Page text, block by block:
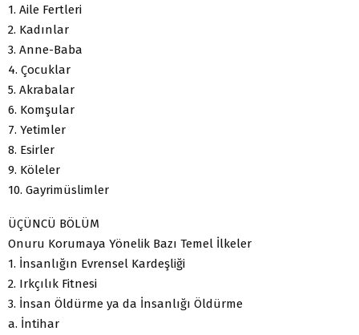
1. Aile Fertleri
2. Kadınlar
3. Anne-Baba
4. Çocuklar
5. Akrabalar
6. Komşular
7. Yetimler
8. Esirler
9. Köleler
10. Gayrimüslimler
ÜÇÜNCÜ BÖLÜM
Onuru Korumaya Yönelik Bazı Temel İlkeler
1. İnsanlığın Evrensel Kardeşliği
2. Irkçılık Fitnesi
3. İnsan Öldürme ya da İnsanlığı Öldürme
a. İntihar